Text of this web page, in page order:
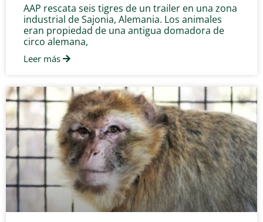
AAP rescata seis tigres de un trailer en una zona
industrial de Sajonia, Alemania. Los animales
eran propiedad de una antigua domadora de
circo alemana,
Leer más